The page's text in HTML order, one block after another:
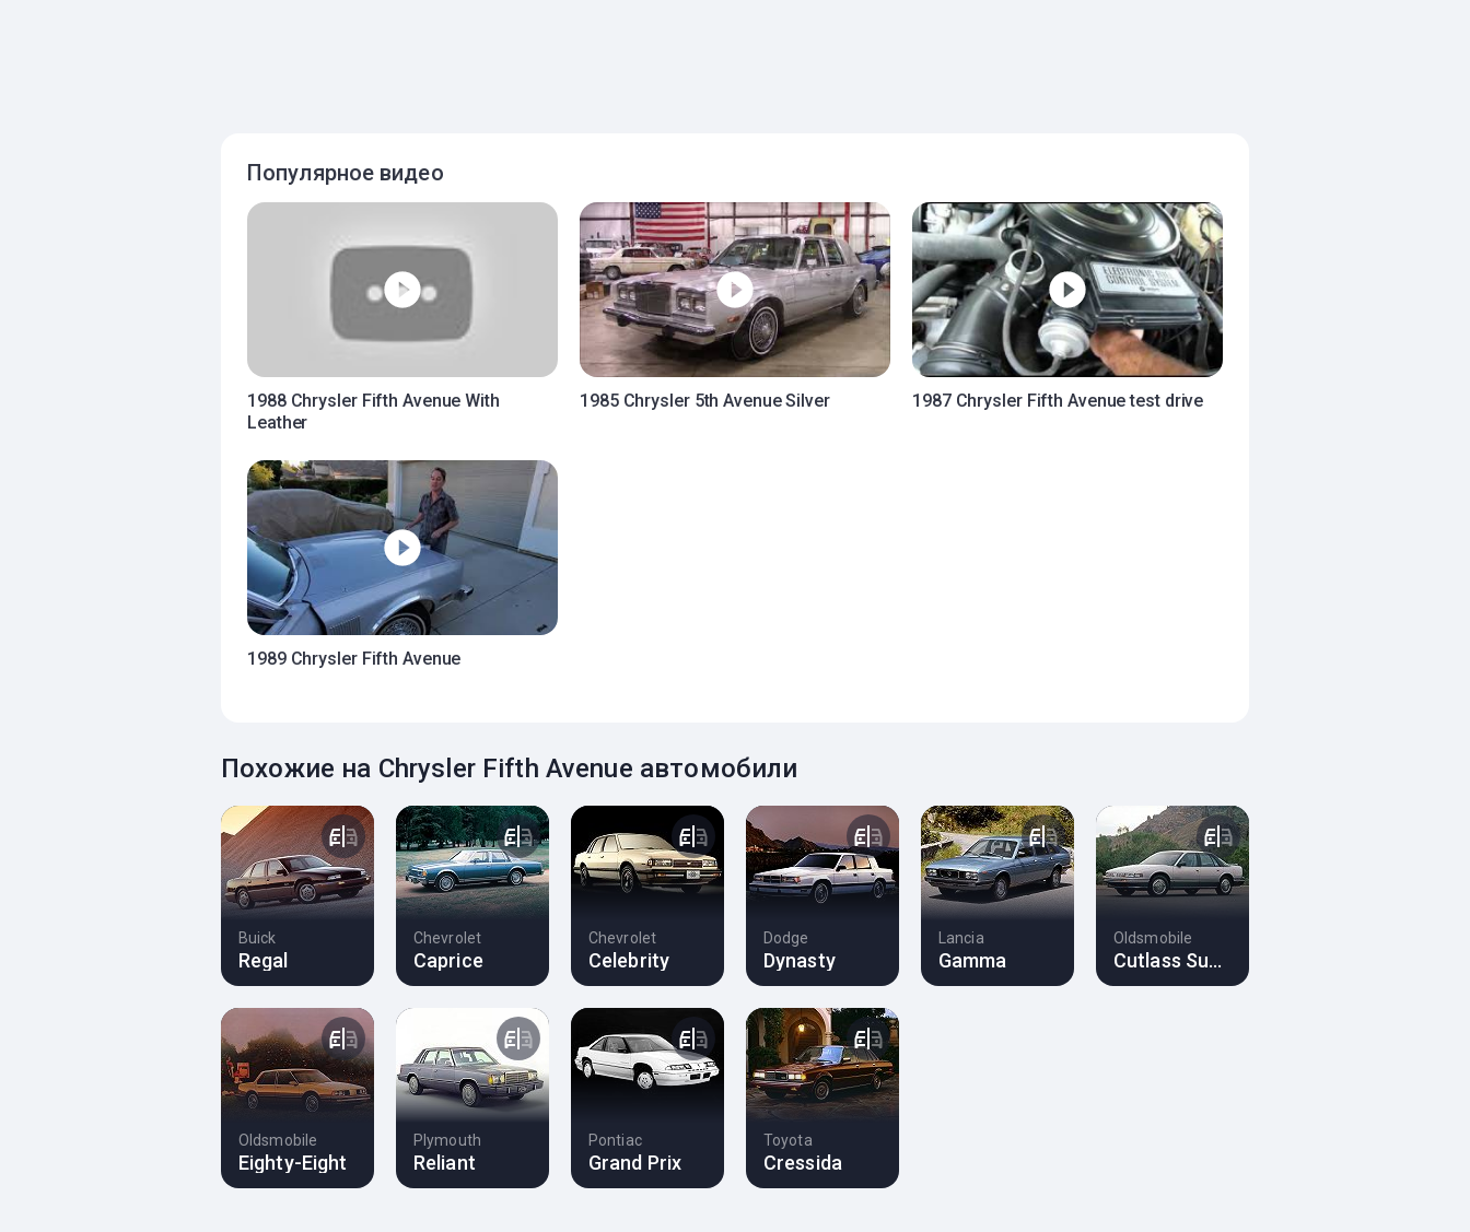
Популярное видео
1988 Chrysler Fifth Avenue With
Leather
1985 Chrysler 5th Avenue Silver 1987 Chrysler Fifth Avenue test drive
1989 Chrysler Fifth Avenue
Похожие на Chrysler Fifth Avenue автомобили
Buick
Regal
Chevrolet
Caprice
Chevrolet
Celebrity
Dodge
Dynasty
Lancia
Gamma
Oldsmobile
Cutlass Supreme
Oldsmobile
Eighty-Eight
Plymouth
Reliant
Pontiac
Grand Prix
Toyota
Cressida